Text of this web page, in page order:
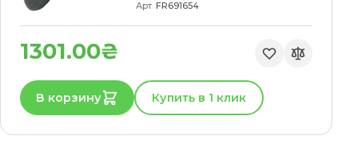
Арт FR691654
1301.00₴
В корзину Купить в 1 клик